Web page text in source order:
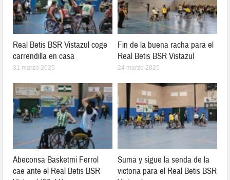
Real Betis BSR Vistazul coge
carrendilla en casa
31 marzo 2025
Fin de la buena racha para el
Real Betis BSR Vistazul
24 marzo 2025
Abeconsa Basketmi Ferrol
cae ante el Real Betis BSR
Suma y sigue la senda de la
victoria para el Real Betis BSR